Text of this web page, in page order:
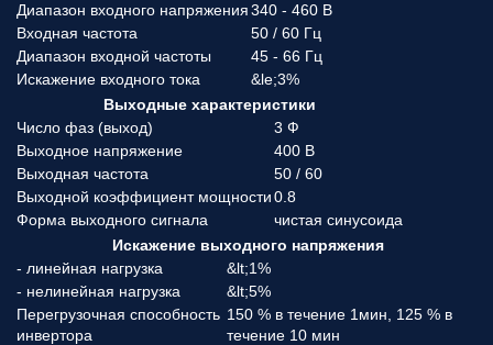
Диапазон входного напряжения340 - 460 В
Входная частота
50 / 60 Гц
Диапазон входной частоты
45 - 66 Гц
Искажение входного тока
&le;3%
Выходные характеристики
Число фаз (выход)
3 Ф
Выходное напряжение
400 В
Выходная частота
50 / 60
Выходной коэффициент мощности0.8
Форма выходного сигнала
чистая синусоида
Искажение выходного напряжения
- линейная нагрузка
&lt;1%
- нелинейная нагрузка
&lt;5%
Перегрузочная способность
инвертора
150 % в течение 1мин, 125 % в
течение 10 мин